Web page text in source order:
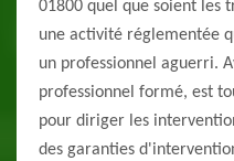
01800 quel que soient les
une activité réglementée
un professionnel aguerri.
professionnel formé, est
pour diriger les
des garanties